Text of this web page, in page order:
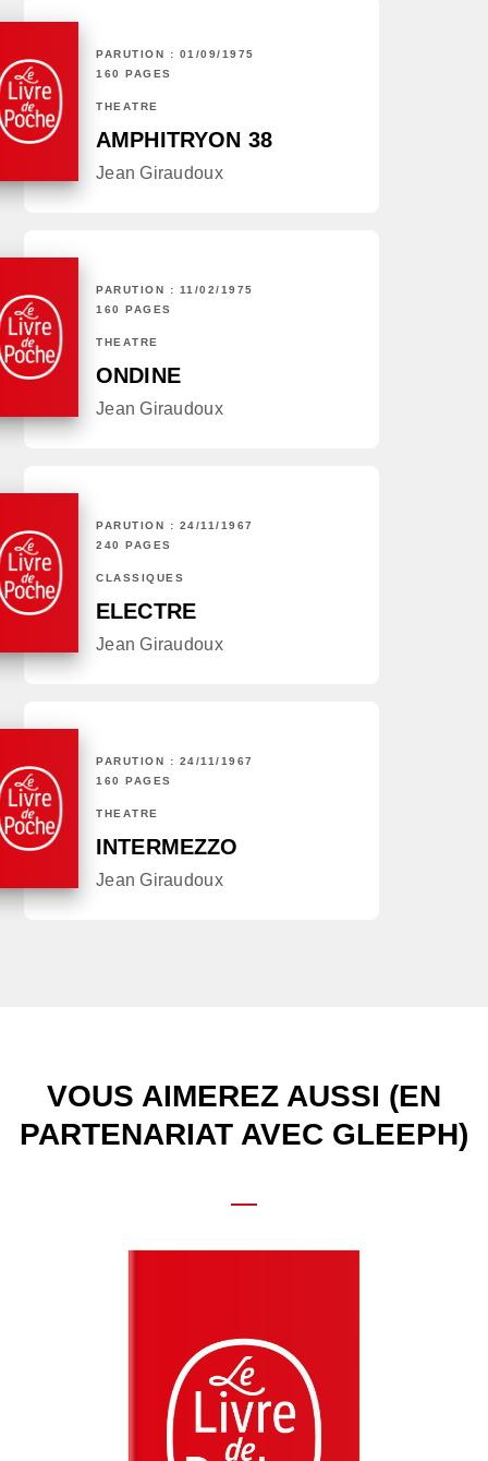
PARUTION : 01/09/1975
160 PAGES
THÉÂTRE
AMPHITRYON 38
Jean Giraudoux
PARUTION : 11/02/1975
160 PAGES
THÉÂTRE
ONDINE
Jean Giraudoux
PARUTION : 24/11/1967
240 PAGES
CLASSIQUES
ELECTRE
Jean Giraudoux
PARUTION : 24/11/1967
160 PAGES
THÉÂTRE
INTERMEZZO
Jean Giraudoux
VOUS AIMEREZ AUSSI (EN
PARTENARIAT AVEC GLEEPH)